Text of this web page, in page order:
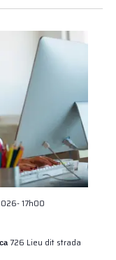
navigation
vues
Évènements
vues
17h00
726 Lieu dit strada